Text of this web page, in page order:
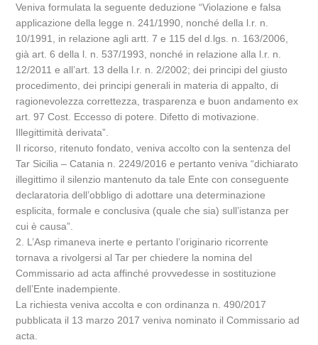
Veniva formulata la seguente deduzione “Violazione e falsa
applicazione della legge n. 241/1990, nonché della l.r. n.
10/1991, in relazione agli artt. 7 e 115 del d.lgs. n. 163/2006,
già art. 6 della l. n. 537/1993, nonché in relazione alla l.r. n.
12/2011 e all’art. 13 della l.r. n. 2/2002; dei principi del giusto
procedimento, dei principi generali in materia di appalto, di
ragionevolezza correttezza, trasparenza e buon andamento ex
art. 97 Cost. Eccesso di potere. Difetto di motivazione.
Illegittimità derivata”.
Il ricorso, ritenuto fondato, veniva accolto con la sentenza del
Tar Sicilia – Catania n. 2249/2016 e pertanto veniva “dichiarato
illegittimo il silenzio mantenuto da tale Ente con conseguente
declaratoria dell’obbligo di adottare una determinazione
esplicita, formale e conclusiva (quale che sia) sull’istanza per
cui è causa”.
2. L’Asp rimaneva inerte e pertanto l’originario ricorrente
tornava a rivolgersi al Tar per chiedere la nomina del
Commissario ad acta affinché provvedesse in sostituzione
dell’Ente inadempiente.
La richiesta veniva accolta e con ordinanza n. 490/2017
pubblicata il 13 marzo 2017 veniva nominato il Commissario ad
acta.